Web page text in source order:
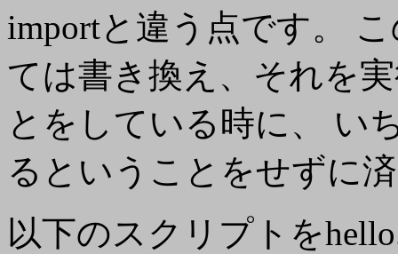
importと違う点です。
ては書き換え、それを
とをしている時に、 い
るということをせずに
以下のスクリプトを